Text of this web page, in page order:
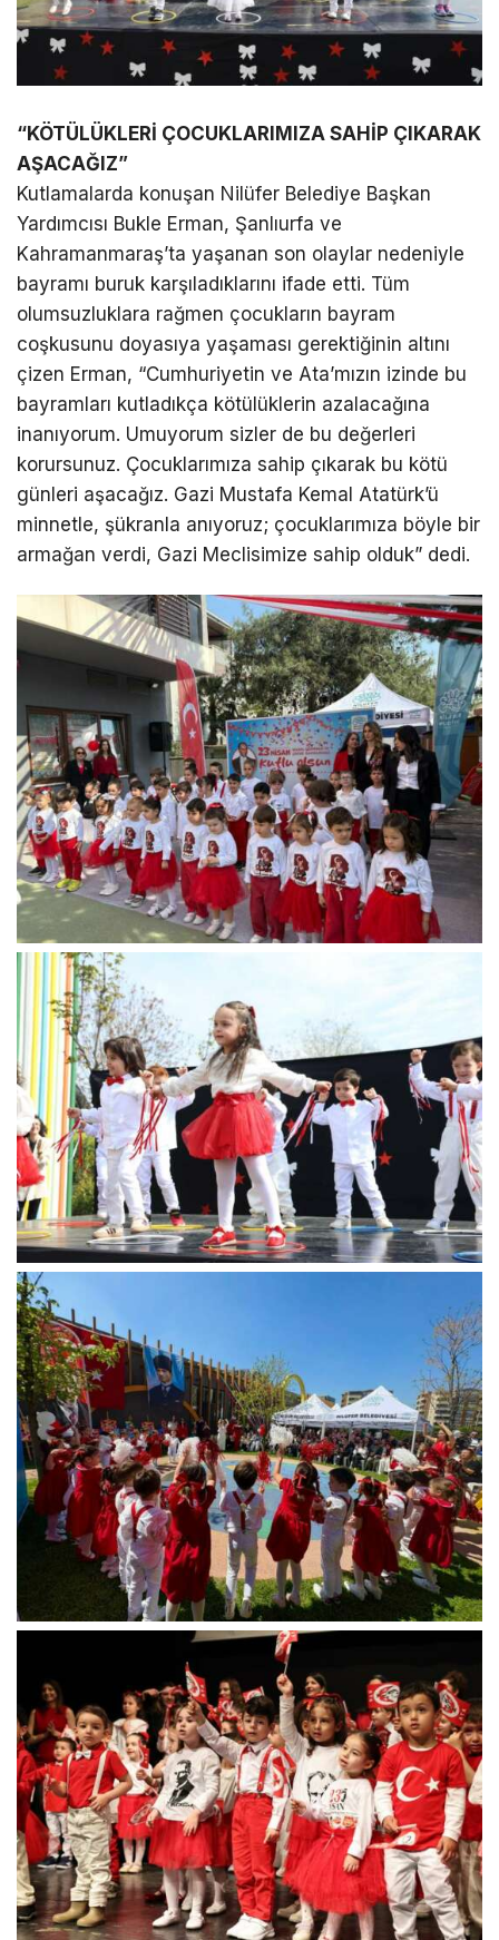
“KÖTÜLÜKLERİ ÇOCUKLARIMIZA SAHİP ÇIKARAK
AŞACAĞIZ”
Kutlamalarda konuşan Nilüfer Belediye Başkan
Yardımcısı Bukle Erman, Şanlıurfa ve
Kahramanmaraş’ta yaşanan son olaylar nedeniyle
bayramı buruk karşıladıklarını ifade etti. Tüm
olumsuzluklara rağmen çocukların bayram
coşkusunu doyasıya yaşaması gerektiğinin altını
çizen Erman, “Cumhuriyetin ve Ata’mızın izinde bu
bayramları kutladıkça kötülüklerin azalacağına
inanıyorum. Umuyorum sizler de bu değerleri
korursunuz. Çocuklarımıza sahip çıkarak bu kötü
günleri aşacağız. Gazi Mustafa Kemal Atatürk’ü
minnetle, şükranla anıyoruz; çocuklarımıza böyle bir
armağan verdi, Gazi Meclisimize sahip olduk” dedi.